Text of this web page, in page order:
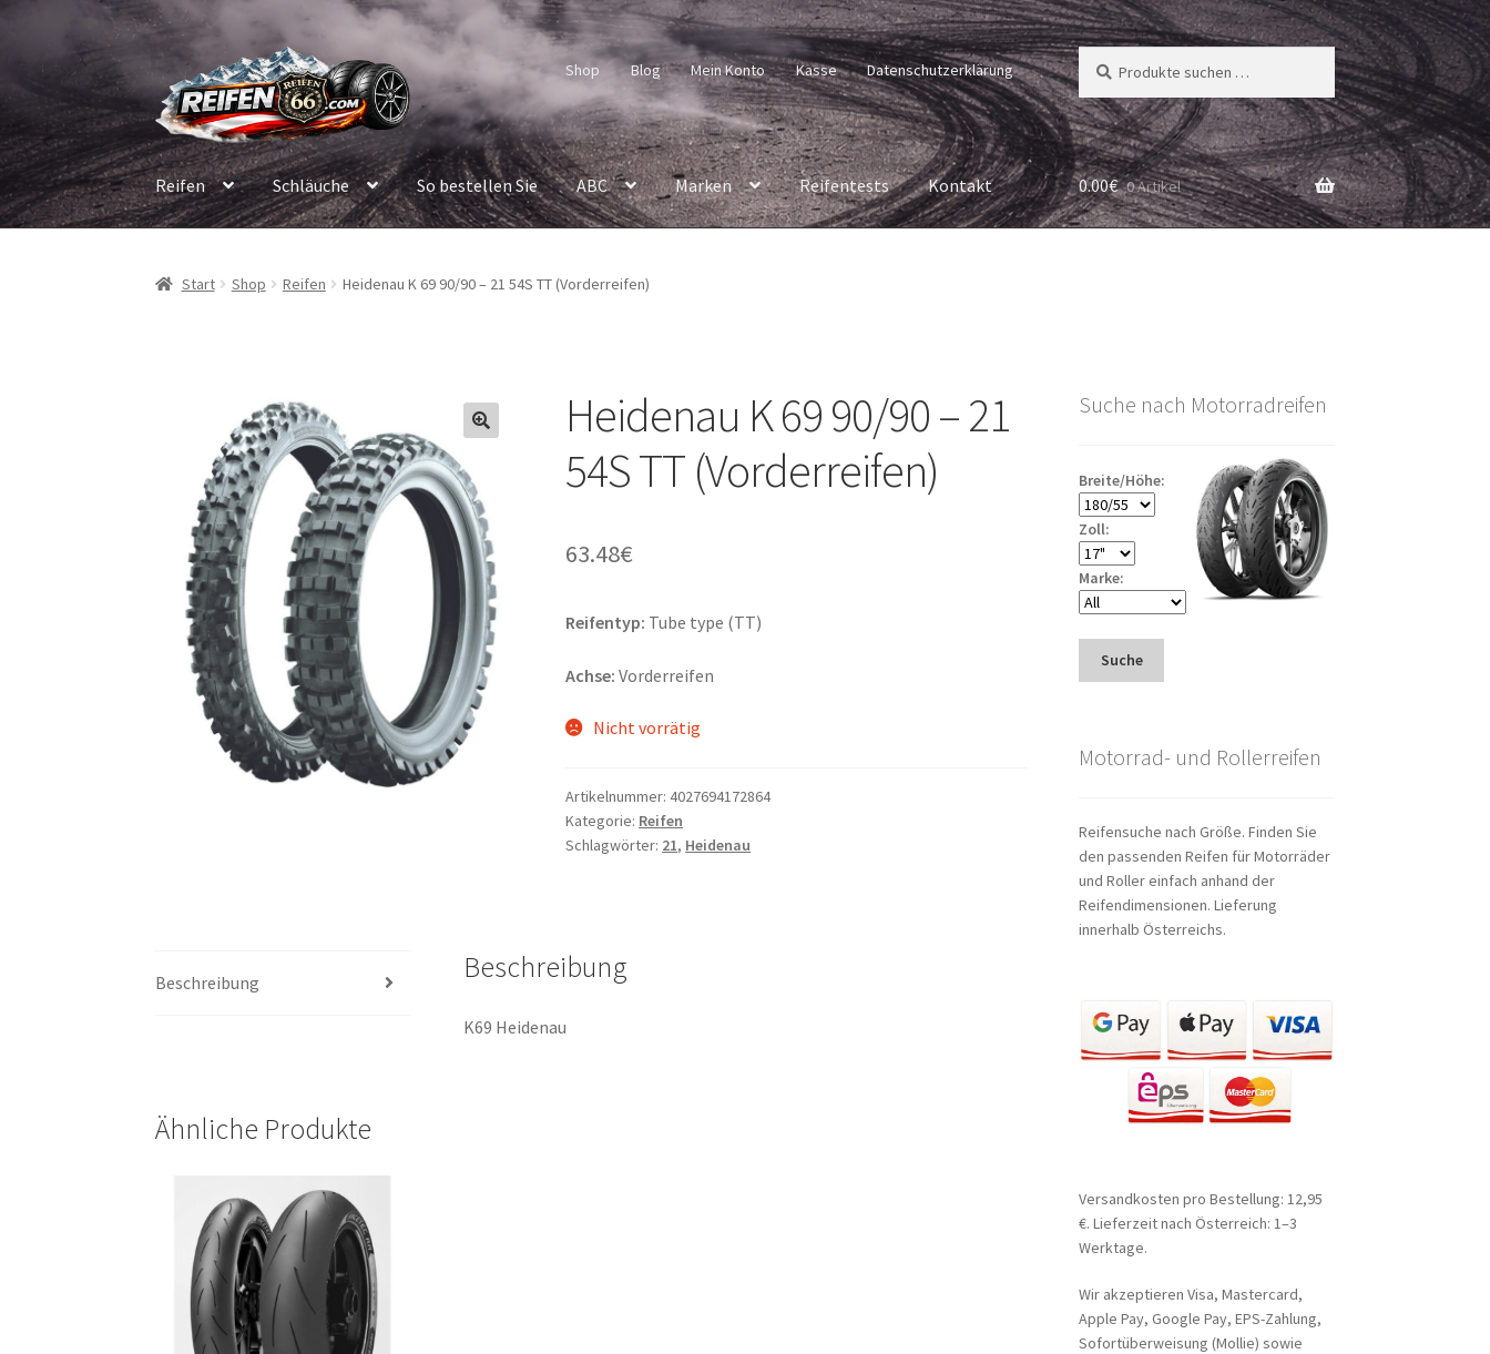
Navigation
springen
Inhalt
springen
Shop Blog Mein Konto Kasse Datenschutzerklärung
Suchen
nach:
Suchen
Reifen Schläuche So bestellen Sie ABC Marken Reifentests Kontakt 0.00€ 0 Artikel
Start Shop Reifen Heidenau K 69 90/90 – 21 54S TT (Vorderreifen)
Heidenau K 69 90/90 – 21
54S TT (Vorderreifen)
63.48€
Reifentyp: Tube type (TT)
Achse: Vorderreifen
Nicht vorrätig
Artikelnummer:4027694172864
Kategorie: Reifen
Schlagwörter: 21, Heidenau
Beschreibung Beschreibung
K69 Heidenau
Ähnliche Produkte
Suche nach Motorradreifen
Breite/Höhe:
Zoll:
Marke:
Suche
Motorrad- und Rollerreifen
Reifensuche nach Größe. Finden Sie
den passenden Reifen für Motorräder
und Roller einfach anhand der
Reifendimensionen. Lieferung
innerhalb Österreichs.
Versandkosten pro Bestellung: 12,95
€. Lieferzeit nach Österreich: 1–3
Werktage.
Wir akzeptieren Visa, Mastercard,
Apple Pay, Google Pay, EPS-Zahlung,
Sofortüberweisung (Mollie) sowie